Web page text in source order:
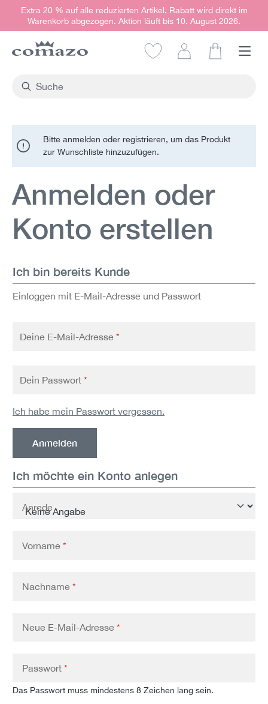
springen
Extra 20 % auf alle reduzierten Artikel. Rabatt wird direkt im
Warenkorb abgezogen. Aktion läuft bis 10. August 2026.
Bitte anmelden oder registrieren, um das Produkt
zur Wunschliste hinzuzufügen.
Anmelden oder
Konto erstellen
Ich bin bereits Kunde
Einloggen mit E-Mail-Adresse und Passwort
Deine E-Mail-Adresse *
Dein Passwort *
Ich habe mein Passwort vergessen.
Anmelden
Ich möchte ein Konto anlegen
Persönliche Informationen
Anrede
Vorname *
Nachname *
Neue E-Mail-Adresse *
Passwort *
Das Passwort muss mindestens 8 Zeichen lang sein.